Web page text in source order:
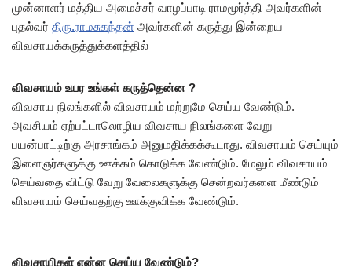
முன்னாளர் மத்திய அமைச்சர் வாழப்பாடி ராமமூர்த்தி அவர்களின்
புதல்வர் திரு.ராமசுகந்தன் அவர்களின் கருத்து இன்றைய
விவசாயக்கருத்துக்களத்தில்
விவசாயம் உயர உங்கள் கருத்தென்ன ?
விவசாய நிலங்களில் விவசாயம் மற்றுமே செய்ய வேண்டும்.
அவசியம் ஏற்பட்டாலொழிய விவசாய நிலங்களை வேறு
பயன்பாட்டிற்கு அரசாங்கம் அனுமதிக்கக்கூடாது. விவசாயம் செய்யும்
இளைஞர்களுக்கு ஊக்கம் கொடுக்க வேண்டும். மேலும் விவசாயம்
செய்வதை விட்டு வேறு வேலைகளுக்கு சென்றவர்களை மீண்டும்
விவசாயம் செய்வதற்கு ஊக்குவிக்க வேண்டும்.
விவசாயிகள் என்ன செய்ய வேண்டும்?